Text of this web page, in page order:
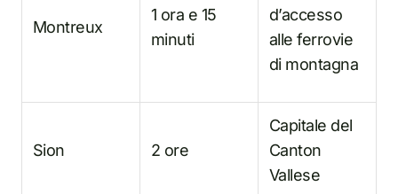
Montreux
1 ora e 15
minuti
d’accesso
alle ferrovie
di montagna
Sion 2 ore
Capitale del
Canton
Vallese